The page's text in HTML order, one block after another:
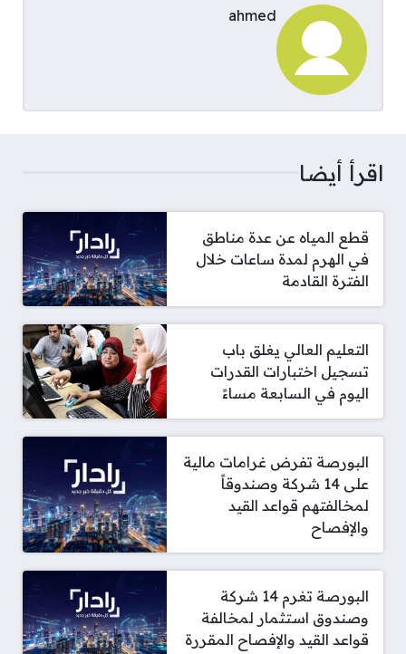
ahmed
اقرأ أيضا
قطع المياه عن عدة مناطق
في الهرم لمدة ساعات خلال
الفترة القادمة
التعليم العالي يغلق باب
تسجيل اختبارات القدرات
اليوم في السابعة مساءً
البورصة تفرض غرامات مالية
على 14 شركة وصندوقاً
لمخالفتهم قواعد القيد
والإفصاح
البورصة تغرم 14 شركة
وصندوق استثمار لمخالفة
قواعد القيد والإفصاح المقررة